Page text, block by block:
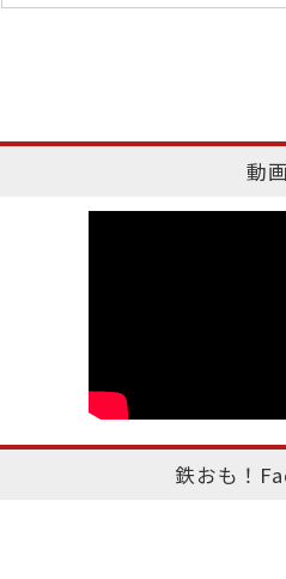
動画
鉄おも！